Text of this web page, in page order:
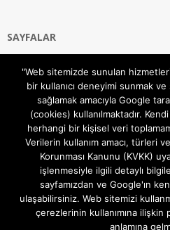
SAYFALAR
Gizlilik ve Çerezler (Cookies)
Hakkımızda
İletişim Kanalları
MODEM KURULUM
TEKNİK DESTEK
TELEVİZYON SİSTEMLERİ
"Web sitemizde sunulan
bir kullanıcı deneyimi sunmak ve
sağlamak amacıyla Google
(cookies) kullanılmaktadır.
herhangi bir kişisel veri
Verilerin kullanım amacı, türleri
Korunması Kanunu (KVKK)
işlenmesiyle ilgili detaylı
sayfamızdan ve Google'ın
ulaşabilirsiniz. Web sitemizi
çerezlerinin kullanımına ilişkin
anlamına